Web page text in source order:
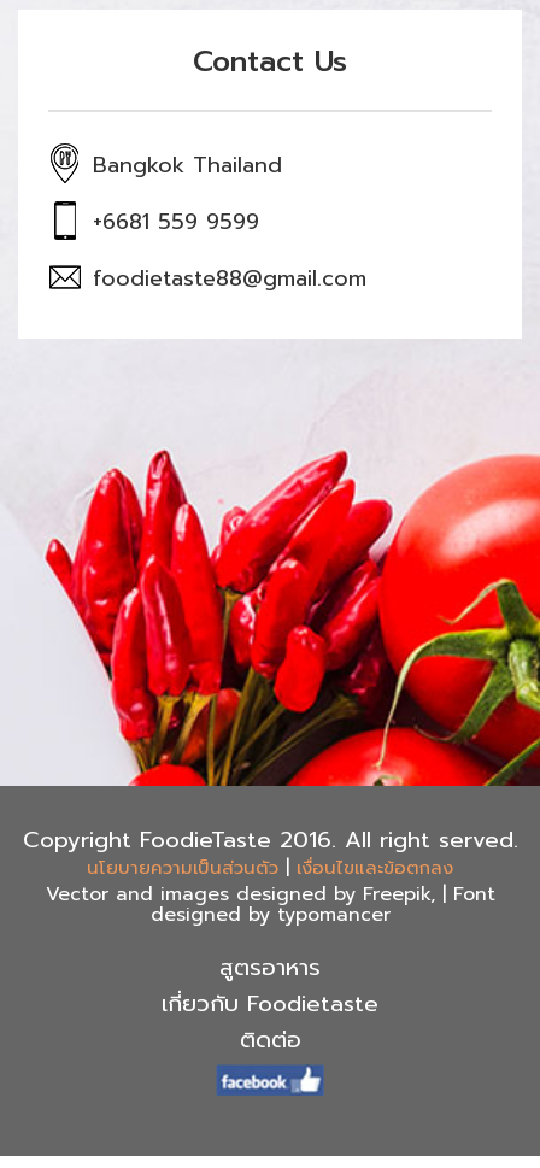
Contact Us
Bangkok Thailand
+6681 559 9599
foodietaste88@gmail.com
Copyright FoodieTaste 2016. All right served.
นโยบายความเป็นส่วนตัว | เงื่อนไขและข้อตกลง
Vector and images designed by Freepik, | Font
designed by typomancer
สูตรอาหาร
เกี่ยวกับ Foodietaste
ติดต่อ